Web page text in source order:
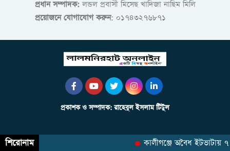
প্রধান সম্পাদক:লন্ডল প্রবাসী মিসেছ খাদিজা নাছিম মিলি
প্রয়োজনে যোগাযোগ করুন: ০১৭৪৩২৭৬৮৭১
প্রকাশক ও সম্পাদক: রাহেবুল ইসলাম টিটুল
শিরোনাম কালীগঞ্জে অবৈধ ইটভাটায় ৭